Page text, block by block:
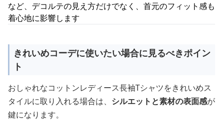
など、デコルテの見え方だけでなく、首元のフィット感も
着心地に影響します
きれいめコーデに使いたい場合に見るべきポイン
ト
おしゃれなコットンレディース長袖Tシャツをきれいめス
タイルに取り入れる場合は、 シルエットと素材の表面感が
鍵になります。